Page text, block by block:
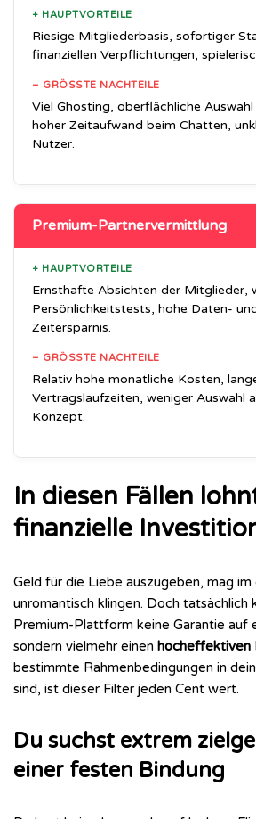
+ HAUPTVORTEILE
Riesige Mitgliederbasis, sofortiger
finanziellen Verpflichtungen,
– GRÖSSTE NACHTEILE
Viel Ghosting, oberflächliche
hoher Zeitaufwand beim Chatten,
Nutzer.
Premium-Partnervermittlung
+ HAUPTVORTEILE
Ernsthafte Absichten der Mitglieder,
Persönlichkeitstests, hohe Daten-
Zeitersparnis.
– GRÖSSTE NACHTEILE
Relativ hohe monatliche Kosten,
Vertragslaufzeiten, weniger Auswahl
Konzept.
In diesen Fällen
finanzielle
Geld für die Liebe auszugeben, mag
unromantisch klingen. Doch tatsächlich
Premium-Plattform keine Garantie auf
sondern vielmehr einen hocheffektiven
bestimmte Rahmenbedingungen in
sind, ist dieser Filter jeden Cent wert.
Du suchst extrem
einer festen Bindung